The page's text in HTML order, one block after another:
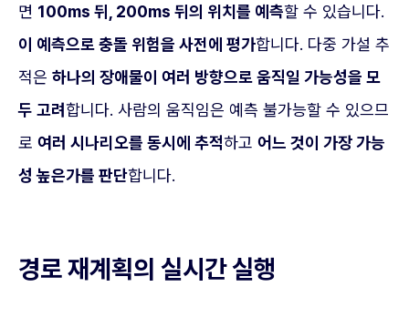
면 100ms 뒤, 200ms 뒤의 위치를 예측할 수 있습니다.
이 예측으로 충돌 위험을 사전에 평가합니다. 다중 가설 추
적은 하나의 장애물이 여러 방향으로 움직일 가능성을 모
두 고려 합니다. 사람의 움직임은 예측 불가능할 수 있으므
로 여러 시나리오를 동시에 추적하고 어느 것이 가장 가능
성 높은가를 판단합니다.
경로 재계획의 실시간 실행